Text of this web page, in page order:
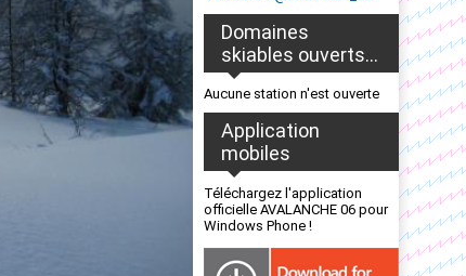
Domaines
skiables ouverts...
Aucune station n'est ouverte
Application
mobiles
Téléchargez l'application
officielle AVALANCHE 06 pour
Windows Phone !